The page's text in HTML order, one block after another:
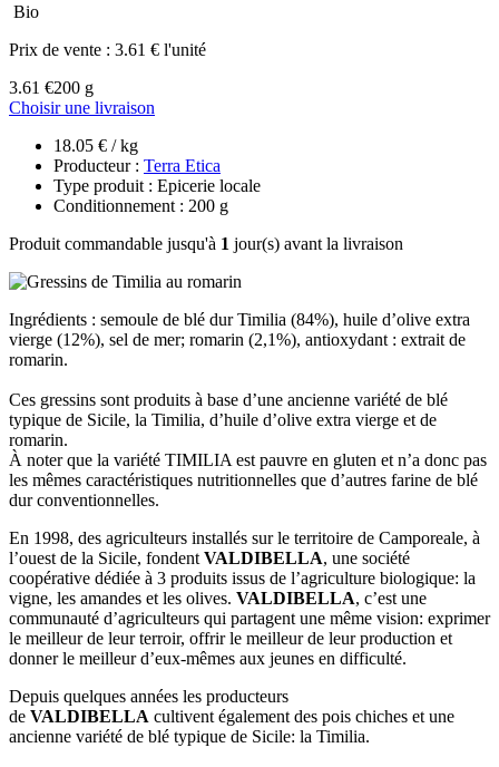
Bio
Prix de vente : 3.61 € l'unité
3.61 €200 g
Choisir une livraison
18.05 € / kg
Producteur : Terra Etica
Type produit : Epicerie locale
Conditionnement : 200 g
Produit commandable jusqu'à 1 jour(s) avant la livraison
Ingrédients : semoule de blé dur Timilia (84%), huile d’olive extra
vierge (12%), sel de mer; romarin (2,1%), antioxydant : extrait de
romarin.
Ces gressins sont produits à base d’une ancienne variété de blé
typique de Sicile, la Timilia, d’huile d’olive extra vierge et de
romarin.
À noter que la variété TIMILIA est pauvre en gluten et n’a donc pas
les mêmes caractéristiques nutritionnelles que d’autres farine de blé
dur conventionnelles.
En 1998, des agriculteurs installés sur le territoire de Camporeale, à
l’ouest de la Sicile, fondent VALDIBELLA, une société
coopérative dédiée à 3 produits issus de l’agriculture biologique: la
vigne, les amandes et les olives. VALDIBELLA, c’est une
communauté d’agriculteurs qui partagent une même vision: exprimer
le meilleur de leur terroir, offrir le meilleur de leur production et
donner le meilleur d’eux-mêmes aux jeunes en difficulté.
Depuis quelques années les producteurs
de VALDIBELLA cultivent également des pois chiches et une
ancienne variété de blé typique de Sicile: la Timilia.